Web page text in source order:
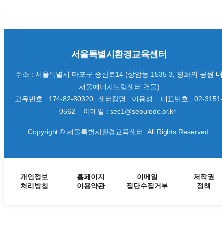
서울특별시환경교육센터
주소 : 서울특별시 마포구 증산로14 (상암동 1535-3, 평화의 공원 내
서울에너지드림센터 건물)
고유번호 : 174-82-80320
센터장명 : 이용성
대표번호 : 02-
0562
이메일 : sec1@seouledc.or.kr
Copyright © 서울특별시환경교육센터. All Rights Reserved.
개인정보
처리방침
홈페이지
이용약관
이메일
집단수집거부
저작권
정책